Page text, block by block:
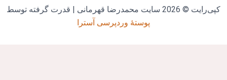
© 2026 سایت محمدرضا قهرمانی | قدرت گرفته توسط
پوستهٔ وردپرسی آسترا